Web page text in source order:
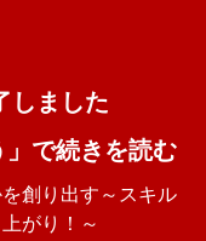
しました
で続きを読む
創り出す～スキル
がり！～